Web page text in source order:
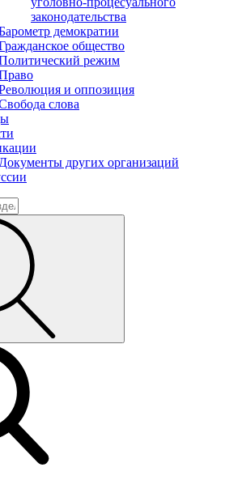
законодательства
демократии
общество
режим
и оппозиция
слова
Документы других организаций